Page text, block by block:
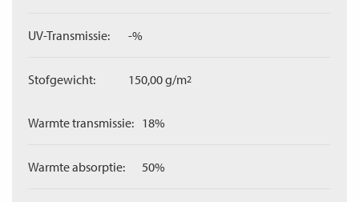
UV-Transmissie: -%
Stofgewicht: 150,00 g/m2
Warmte transmissie: 18%
Warmte absorptie: 50%